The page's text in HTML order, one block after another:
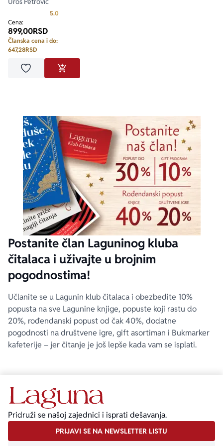
5.0
Cena:
899,00RSD
Članska cena i do:
647,28RSD
Dodaj u omiljeneDODAJ U KORPU
Postanite član Laguninog kluba
čitalaca i uživajte u brojnim
pogodnostima!
Učlanite se u Lagunin klub čitalaca i obezbedite 10%
popusta na sve Lagunine knjige, popuste koji rastu do
20%, rođendanski popust od čak 40%, dodatne
pogodnosti na društvene igre, gift asortiman i Bukmarker
kafeterije – jer čitanje je još lepše kada vam se isplati.
Pridruži se našoj zajednici i isprati dešavanja.
PRIJAVI SE NA NEWSLETTER LISTU